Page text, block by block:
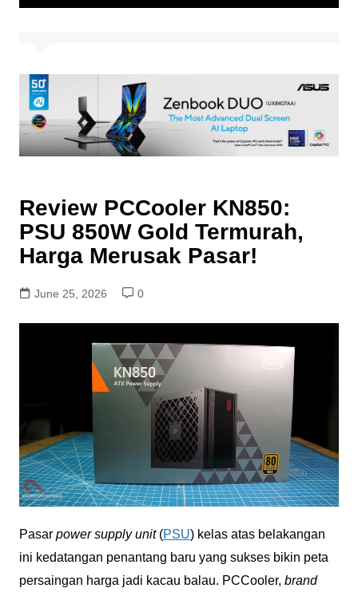
Review PCCooler KN850:
PSU 850W Gold Termurah,
Harga Merusak Pasar!
June 25, 2026 0
Pasar power supply unit(PSU) kelas atas belakangan
ini kedatangan penantang baru yang sukses bikin peta
persaingan harga jadi kacau balau. PCCooler, brand